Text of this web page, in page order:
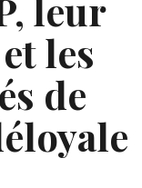
leur
les
de